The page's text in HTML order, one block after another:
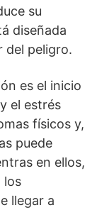
su
diseñada
del peligro.
es el inicio
el estrés
físicos y,
puede
en ellos,
los
llegar a